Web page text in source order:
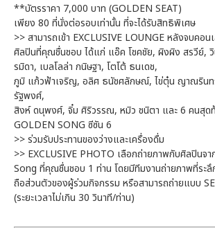
**บัตรราคา 7,000 บาท (GOLDEN SEAT)
เพียง 80 ที่นั่งต่อรอบเท่านั้น ที่จะได้รับสิทธิพิเศษ
>> สามารถเข้า EXCLUSIVE LOUNGE หลังจบคอ
ศิลปินที่คุณชื่นชอบ ได้แก่ แอ๊ค โชคชัย, ผิงผิง สรวีย์,
รมิดา, เบลโลล่า กนิษฐา, โตโต้ ธนเดช,
ภูมิ แก้วฟ้าเจริญ, อลิศ ธนัชศลักษณ์, ไข่ตุ๋น ญาณริน
รัฐพงศ์,
สิงห์ ดนุพงศ์, จิ๋ม ศิริวรรณ, หมิว ชนิตา และ 6 คนสุด
GOLDEN SONG ซีซัน 6
>> ร่วมรับประทานของว่างและเครื่องดื่ม
>> EXCLUSIVE PHOTO เลือกถ่ายภาพกับศิลปินจ
Song ที่คุณชื่นชอบ 1 ท่าน โดยมีทีมงานถ่ายภาพที่ระลึ
ถือส่วนตัวของผู้ร่วมกิจกรรม หรือสามารถถ่ายแบบ
(ระยะเวลาไม่เกิน 30 วินาที/ท่าน)